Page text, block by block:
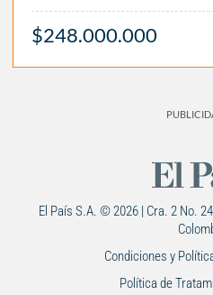
$248.000.000
El País S.A. © 2026 | Cra. 2 No.
Condiciones y
Política de